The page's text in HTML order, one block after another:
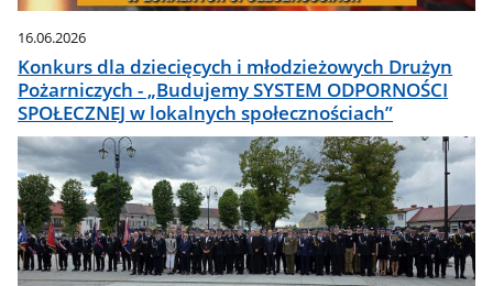
16.06.2026
Konkurs dla dziecięcych i młodzieżowych Drużyn
Pożarniczych - „Budujemy SYSTEM ODPORNOŚCI
SPOŁECZNEJ w lokalnych społecznościach”